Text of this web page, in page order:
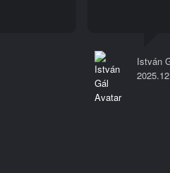
István